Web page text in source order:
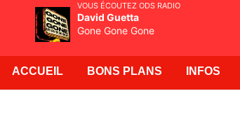
ACCUEIL BONS PLANS INFOS
VOUS ÉCOUTEZ ODS RADIO
David Guetta
Gone Gone Gone